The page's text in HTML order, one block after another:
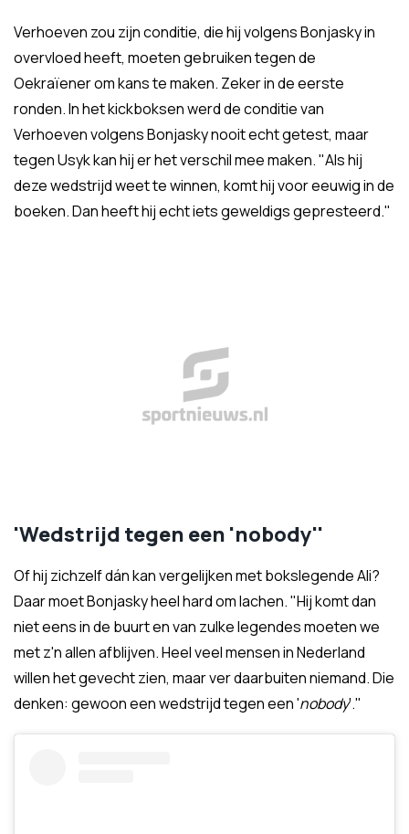
Verhoeven zou zijn conditie, die hij volgens Bonjasky in
overvloed heeft, moeten gebruiken tegen de
Oekraïener om kans te maken. Zeker in de eerste
ronden. In het kickboksen werd de conditie van
Verhoeven volgens Bonjasky nooit echt getest, maar
tegen Usyk kan hij er het verschil mee maken. "Als hij
deze wedstrijd weet te winnen, komt hij voor eeuwig in de
boeken. Dan heeft hij echt iets geweldigs gepresteerd."
'Wedstrijd tegen een 'nobody''
Of hij zichzelf dán kan vergelijken met bokslegende Ali?
Daar moet Bonjasky heel hard om lachen. "Hij komt dan
niet eens in de buurt en van zulke legendes moeten we
met z'n allen afblijven. Heel veel mensen in Nederland
willen het gevecht zien, maar ver daarbuiten niemand. Die
denken: gewoon een wedstrijd tegen een 'nobody'."